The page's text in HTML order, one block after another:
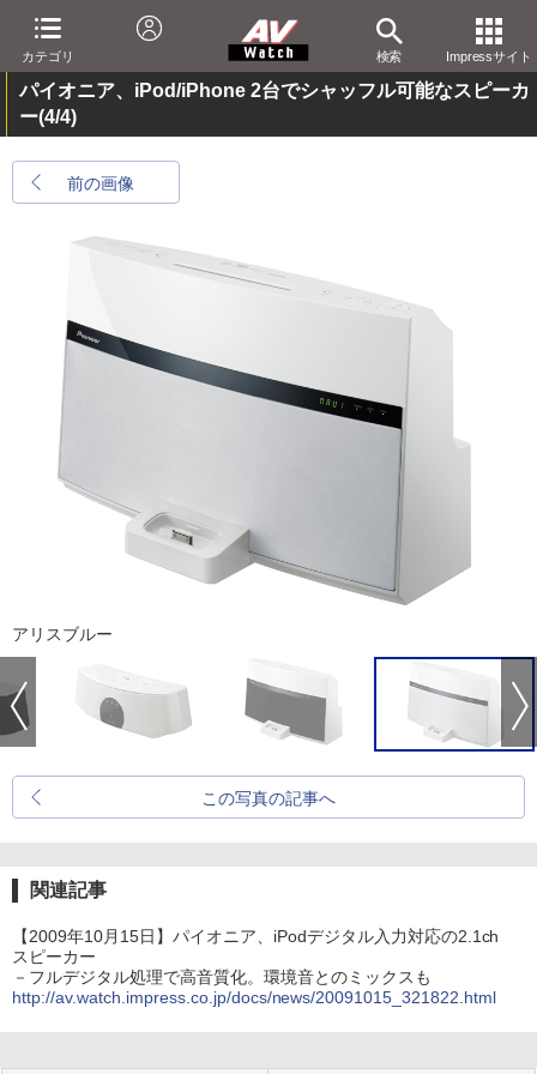
カテゴリ 検索 Impressサイト
パイオニア、iPod/iPhone 2台でシャッフル可能なスピーカ
ー(4/4)
前の画像
アリスブルー
この写真の記事へ
関連記事
【2009年10月15日】パイオニア、iPodデジタル入力対応の2.1ch
スピーカー
－フルデジタル処理で高音質化。環境音とのミックスも
http://av.watch.impress.co.jp/docs/news/20091015_321822.html